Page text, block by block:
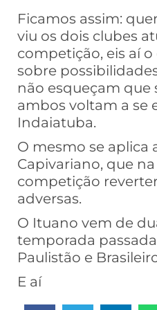
Ficamos assim:
viu os dois clubes
competição, eis aí
sobre
não esqueçam que
ambos voltam a se
Indaiatuba.
O mesmo se aplica
Capivariano, que
competição
adversas.
O Ituano vem de
temporada
Paulistão e
E aí